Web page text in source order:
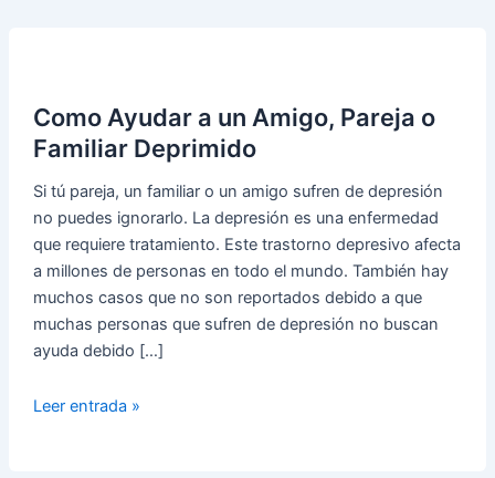
Como Ayudar a un Amigo, Pareja o
Familiar Deprimido
Si tú pareja, un familiar o un amigo sufren de depresión
no puedes ignorarlo. La depresión es una enfermedad
que requiere tratamiento. Este trastorno depresivo afecta
a millones de personas en todo el mundo. También hay
muchos casos que no son reportados debido a que
muchas personas que sufren de depresión no buscan
ayuda debido […]
Como
Leer entrada »